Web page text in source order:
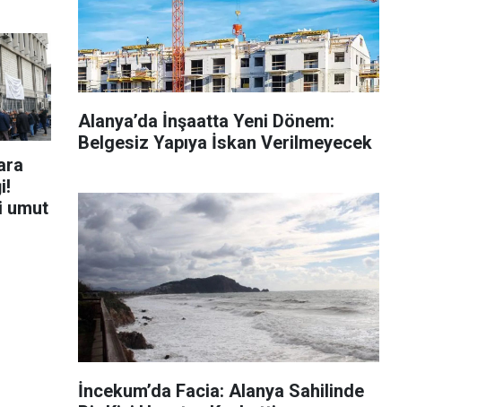
umut
Alanya’da İnşaatta Yeni Dönem:
Belgesiz Yapıya İskan Verilmeyecek
İncekum’da Facia: Alanya Sahilinde